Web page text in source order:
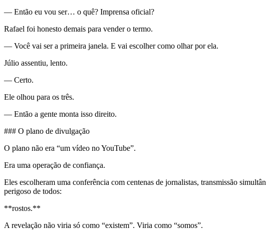
— Então eu vou ser… o quê? Imprensa oficial?
Rafael foi honesto demais para vender o termo.
— Você vai ser a primeira janela. E vai escolher como olhar por ela.
Júlio assentiu, lento.
— Certo.
Ele olhou para os três.
— Então a gente monta isso direito.
### O plano de divulgação
O plano não era “um vídeo no YouTube”.
Era uma operação de confiança.
Eles escolheram uma conferência com centenas de jornalistas, transmissão
perigoso de todos:
**rostos.**
A revelação não viria só como “existem”. Viria como “somos”.